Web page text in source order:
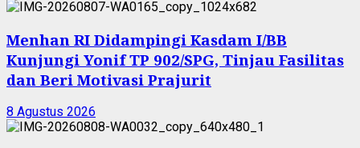
Menhan RI Didampingi Kasdam I/BB
Kunjungi Yonif TP 902/SPG, Tinjau Fasilitas
dan Beri Motivasi Prajurit
8 Agustus 2026